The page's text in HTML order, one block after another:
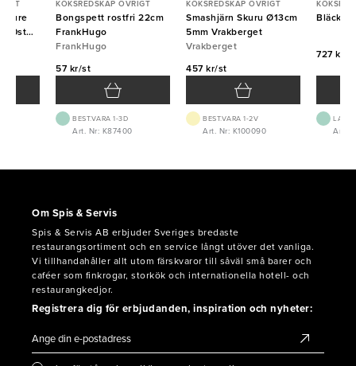
Pure
KÖKSREDSKAP ÖVRIGT
Bongspett rostfri 22cm
FrankHugo
FrankHugo
57 kr/st
BEST.VARA 1-3D
Art. Nr: K87400
KÖKSREDSKAP ÖVRIGT
Smashjärn Skuru Ø13cm
5mm Vrakberget
Vrakberget
457 kr/st
BEST.VARA 1-2V
Art. Nr: K100090
727 kr/
Art.
Om Spis & Servis
Spis & Servis AB erbjuder Sveriges bredaste
restaurangsortiment och en service långt utöver det vanliga.
Vi tillhandahåller allt utom färskvaror till såväl små barer och
caféer som finkrogar, storkök och internationella hotell- och
restaurangkedjor.
Registrera dig för erbjudanden, inspiration och nyheter: